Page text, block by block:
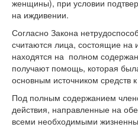
женщины), при условии
на иждивении.
Согласно Закона
считаются лица, состоящие на
находятся на полном
получают помощь, которая
основным источником средств
Под полным содержанием
действия, направленные на
всеми необходимыми